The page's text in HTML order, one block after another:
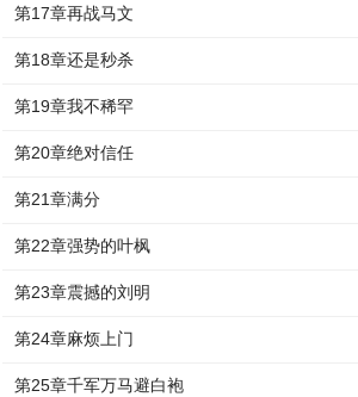
第17章再战马文
第18章还是秒杀
第19章我不稀罕
第20章绝对信任
第21章满分
第22章强势的叶枫
第23章震撼的刘明
第24章麻烦上门
第25章千军万马避白袍